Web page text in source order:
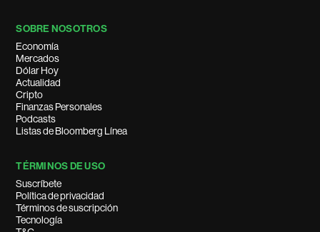
SOBRE NOSOTROS
Economía
Mercados
Dólar Hoy
Actualidad
Cripto
Finanzas Personales
Podcasts
Listas de Bloomberg Línea
TÉRMINOS DE USO
Suscríbete
Política de privacidad
Términos de suscripción
Tecnología